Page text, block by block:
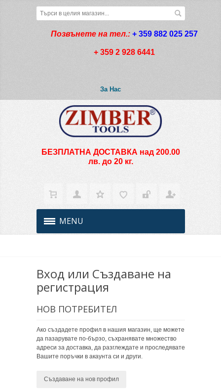
Позвънете на тел.: + 359 882 025 257
+ 359 2 928 6441
За Нас
БЕЗПЛАТНА ДОСТАВКА над 200.00
лв. до 20 кг.
MENU
Вход или Създаване на
регистрация
НОВ ПОТРЕБИТЕЛ
Ако създадете профил в нашия магазин, ще можете
да пазарувате по-бързо, съхранявате множество
адреси за доставка, да разглеждате и проследявате
Вашите поръчки в акаунта си и други.
Създаване на нов профил